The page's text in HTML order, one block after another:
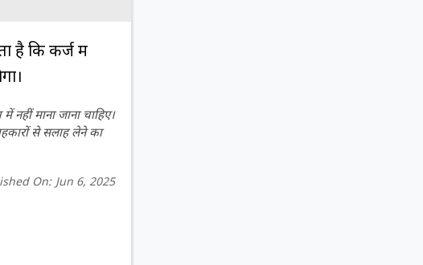
है कि कर्ज में
माना जाना चाहिए।
से सलाह लेने का
On: Jun 6, 2025